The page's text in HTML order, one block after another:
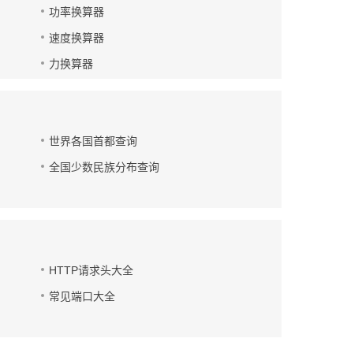
功率换算器
速度换算器
力换算器
世界各国首都查询
全国少数民族分布查询
HTTP请求头大全
常见端口大全